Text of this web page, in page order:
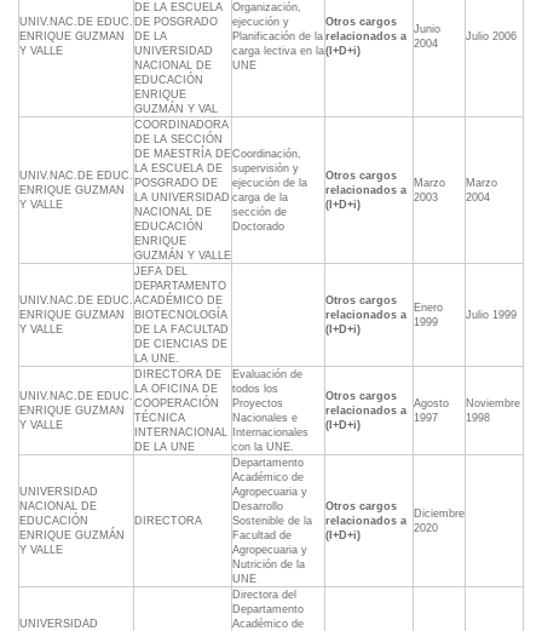
UNIV.NAC.DE EDUC.
ENRIQUE GUZMAN
Y VALLE
DE LA ESCUELA
DE POSGRADO
DE LA
UNIVERSIDAD
NACIONAL DE
EDUCACIÓN
ENRIQUE
GUZMÁN Y VAL
Organización,
ejecución y
Planificación de la
carga lectiva en la
UNE
Otros cargos
relacionados a
(I+D+i)
Junio
2004
Julio 2006
UNIV.NAC.DE EDUC.
ENRIQUE GUZMAN
Y VALLE
COORDINADORA
DE LA SECCIÓN
DE MAESTRÍA DE
LA ESCUELA DE
POSGRADO DE
LA UNIVERSIDAD
NACIONAL DE
EDUCACIÓN
ENRIQUE
GUZMÁN Y VALLE
Coordinación,
supervisiòn y
ejecuciòn de la
carga de la
sección de
Doctorado
Otros cargos
relacionados a
(I+D+i)
Marzo
2003
Marzo
2004
UNIV.NAC.DE EDUC.
ENRIQUE GUZMAN
Y VALLE
JEFA DEL
DEPARTAMENTO
ACADÉMICO DE
BIOTECNOLOGÍA
DE LA FACULTAD
DE CIENCIAS DE
LA UNE.
Otros cargos
relacionados a
(I+D+i)
Enero
1999
Julio 1999
UNIV.NAC.DE EDUC.
ENRIQUE GUZMAN
Y VALLE
DIRECTORA DE
LA OFICINA DE
COOPERACIÓN
TÉCNICA
INTERNACIONAL
DE LA UNE
Evaluación de
todos los
Proyectos
Nacionales e
Internacionales
con la UNE.
Otros cargos
relacionados a
(I+D+i)
Agosto
1997
Noviembre
1998
UNIVERSIDAD
NACIONAL DE
EDUCACIÓN
ENRIQUE GUZMÁN
Y VALLE
DIRECTORA
Departamento
Académico de
Agropecuaria y
Desarrollo
Sostenible de la
Facultad de
Agropecuaria y
Nutrición de la
UNE
Otros cargos
relacionados a
(I+D+i)
Diciembre
2020
UNIVERSIDAD
Directora del
Departamento
Académico de